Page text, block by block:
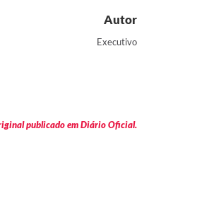
Autor
Executivo
publicado em Diário Oficial.